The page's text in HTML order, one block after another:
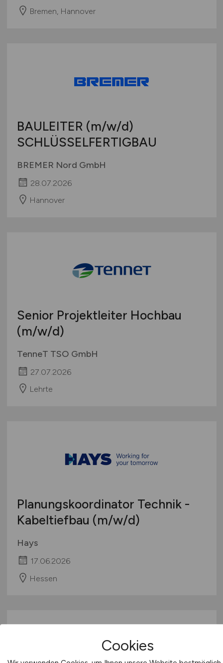
Bremen, Hannover
BAULEITER (m/w/d)
SCHLÜSSELFERTIGBAU
BREMER Nord GmbH
28.07.2026
Hannover
Senior Projektleiter Hochbau
(m/w/d)
TenneT TSO GmbH
27.07.2026
Lehrte
Planungskoordinator Technik -
Kabeltiefbau (m/w/d)
Hays
17.06.2026
Hessen
Cookies